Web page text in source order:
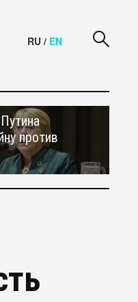
RU / EN
против